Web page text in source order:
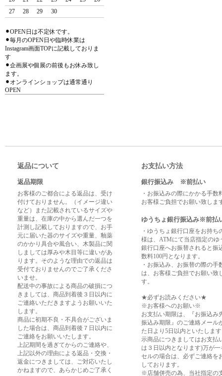
27
28 29 30
⚫︎OPEN日は不定休です。
⚫︎毎月のOPEN日や臨時休業は
Instagram画面TOPに記載しておりま
す
⚫︎企画展や個展の前後もお休み致し
ます。
⚫︎オンラインショップは通常通り
OPEN
返品について
返品期限
お客様のご都合による返品は、受け
付けておりません。（イメージ違い
など）また記載されているサイズや
重量は、在庫の中から選んだ一つを
計測し記載しておりますので、お手
元に届いた器のサイズや重量、釉薬
のかかり具合や風合い、木製品に関
しましては厚みや木目等に違いがあ
ります。そのような理由での返品は
受付ておりませんのでご了承くださ
いませ。
配送中の事故による商品の破損につ
きましては、商品到着後３日以内に
ご連絡いただきますようお願いいた
します。
商品に初期不良・不具合がございま
した場合は、商品到着後７日以内に
ご連絡をお願いいたします。
上記期間を過ぎてからのご連絡や、
上記以外の理由による返品・交換・
返金につきましては、ご対応いたし
かねますので、あらかじめご了承く
お支払い方法
銀行振込み ※前払い
・お振込みの際にかかる手数
お客様ご負担でお願い致しま
ゆうちょ銀行振込み※前払
・ゆうちょ銀行口座をお持ち
様は、ATMにて当店指定のゆ
銀行口座へお振替されると振
数料100円となります。
・お振込み、お振替の際の手
は、お客様ご負担でお願い致
す。
★必ずお読みください★
※お客様へのお願い※
お支払い期限は、『お振込み
振込み期限』のご連絡メール
た日より5日以内といたしま
示商品につきましてはお支払
は３日以内となります)万が一
セルの場合は、必ずご連絡を
しております。
※店舗併売の為、当社指定の